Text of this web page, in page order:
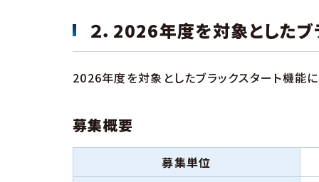
２．2026年度を対象とした
2026年度を対象としたブラックスタート機能
募集概要
募集単位